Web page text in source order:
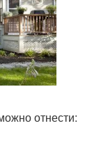
отнести: